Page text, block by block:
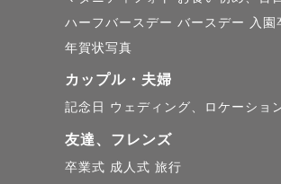
ハーフバースデー バースデー
入園
年賀状写真
カップル・夫婦
記念日 ウェディング、ロケーショ
友達、フレンズ
卒業式 成人式 旅行